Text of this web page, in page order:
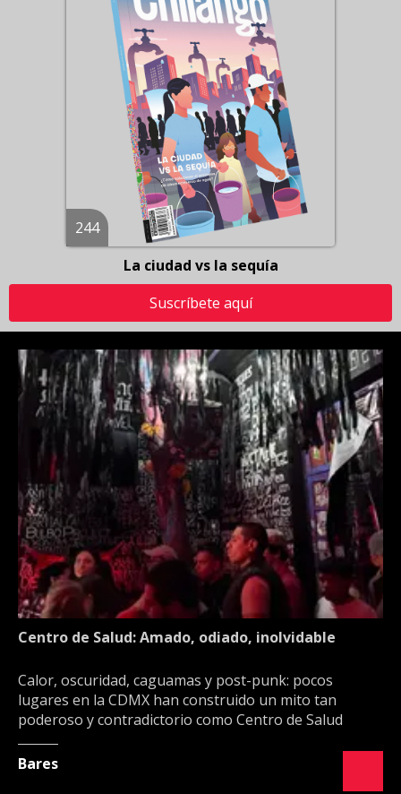
244
La ciudad vs la sequía
Suscríbete aquí
Centro de Salud: Amado, odiado, inolvidable
Calor, oscuridad, caguamas y post-punk: pocos
lugares en la CDMX han construido un mito tan
poderoso y contradictorio como Centro de Salud
Bares